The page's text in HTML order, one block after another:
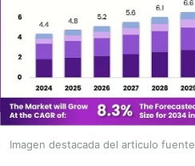
Imagen destacada del articulo fuente